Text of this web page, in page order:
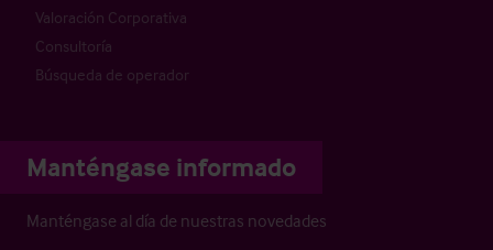
Valoración Corporativa
Consultoría
Búsqueda de operador
Manténgase informado
Manténgase al día de nuestras novedades